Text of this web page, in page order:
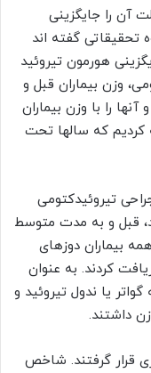
آن را جایگزینی
تحقیقاتی گفته اند
هورمون تیروئید
وزن بیماران قبل و
آنها را با وزن بیماران
کردیم که سالها تحت
عمل جراحی تیروئیدکتومی
قبل و به مدت متوسط
بیماران دوزهای
کردند. به عنوان
و ۲۲ مرد مبتلا به گواتر یا ندول تیروئید و
داشتند.
تحت پیگیری قرار گرفتند. شاخص